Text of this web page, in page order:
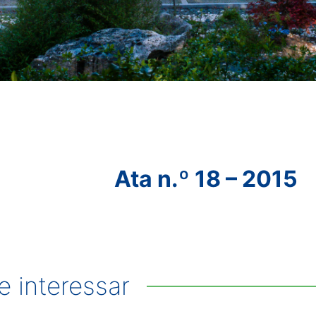
Ata n.º 18 – 2015
interessar